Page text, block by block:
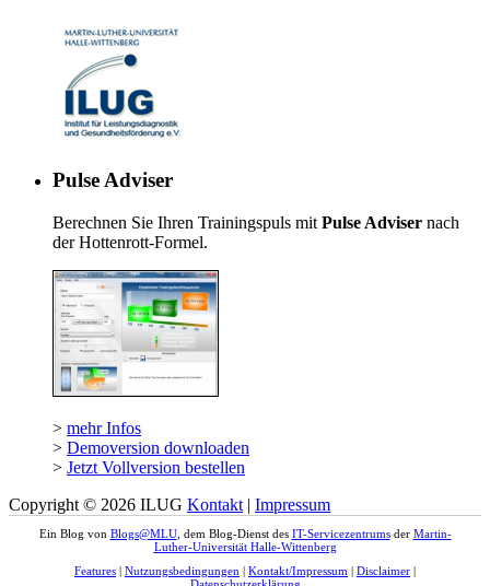
Pulse Adviser
Berechnen Sie Ihren Trainingspuls mit Pulse Adviser nach
der Hottenrott-Formel.
> mehr Infos
> Demoversion downloaden
> Jetzt Vollversion bestellen
Copyright © 2026 ILUG Kontakt | Impressum
Ein Blog von Blogs@MLU, dem Blog-Dienst des IT-Servicezentrumsder Martin-
Luther-Universität Halle-Wittenberg
Features | Nutzungsbedingungen | Kontakt/Impressum | Disclaimer |